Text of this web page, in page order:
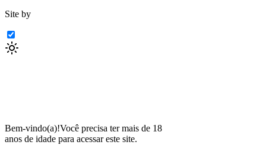
Site by
Bem-vindo(a)!Você precisa ter mais de 18
anos de idade para acessar este site.